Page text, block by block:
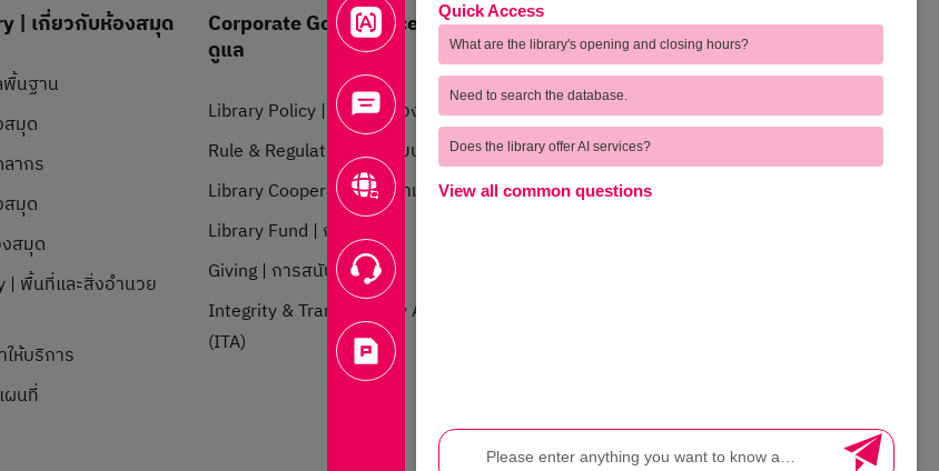
| เกี่ยวกับห้องสมุด
นฐาน
สมุด
ากร
มุด
สมุด
| พื้นที่และสิ่งอำนวย
ให้บริการ
ผนที่
Corporate Governance | การกำกับ
ดูแล
Library Policy | นโยบายห้องสมุด
Rule & Regulation | ระเบียบข้อบังคับ
Library Cooperation | ความร่วมมือ
Library Fund | กองทุน
Giving | การสนับสนุน
Integrity & Transparency Assessment
(ITA)
Feedback | ความคิดเห็นของผู้ใช้
บริการ
Complain | ร้องเรียน
Voice of Customer | ชมเชยและเสนอแนะ
Direct Complain | สายตรงผู้อำนวยการ
Quick Access
What are the library's opening and closing hours?
Need to search the database.
Does the library offer AI services?
View all common questions